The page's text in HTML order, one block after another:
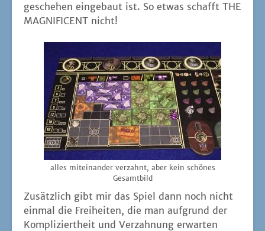
ge­sche­hen ein­ge­baut ist. So etwas schafft THE
MAGNIFICENT nicht!
alles mit­ein­an­der ver­zahnt, aber kein schö­nes
Gesamtbild
Zusätz­lich gibt mir das Spiel dann noch nicht
ein­mal die Frei­hei­ten, die man auf­grund der
Kom­pli­ziert­heit und Ver­zah­nung erwar­ten